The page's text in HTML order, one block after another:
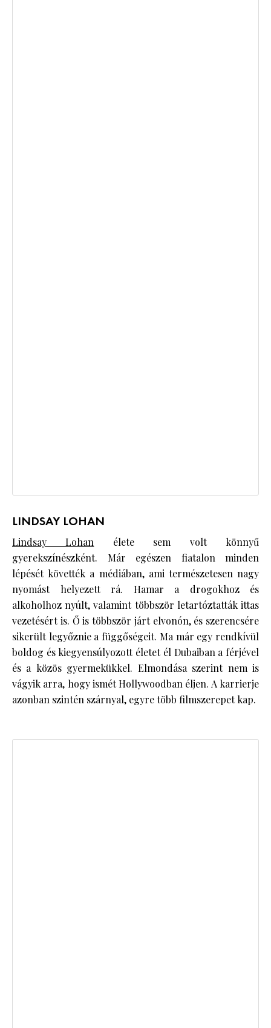
LINDSAY LOHAN
Lindsay Lohan élete sem volt könnyű
gyerekszínészként. Már egészen fiatalon minden
lépését követték a médiában, ami természetesen nagy
nyomást helyezett rá. Hamar a drogokhoz és
alkoholhoz nyúlt, valamint többször letartóztatták ittas
vezetésért is. Ő is többször járt elvonón, és szerencsére
sikerült legyőznie a függőségeit. Ma már egy rendkívül
boldog és kiegyensúlyozott életet él Dubaiban a férjével
és a közös gyermekükkel. Elmondása szerint nem is
vágyik arra, hogy ismét Hollywoodban éljen. A karrierje
azonban szintén szárnyal, egyre több filmszerepet kap.